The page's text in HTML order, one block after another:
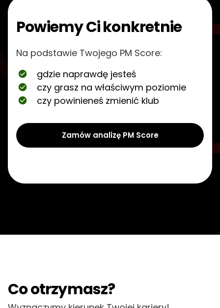
Powiemy Ci konkretnie
Na podstawie Twojego PM Score:
gdzie naprawdę jesteś
czy grasz na właściwym poziomie
czy powinieneś zmienić klub
Zamów analizę PM Score
Co otrzymasz?